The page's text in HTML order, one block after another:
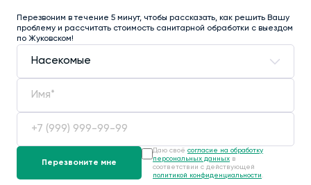
Перезвоним в течение 5 минут, чтобы рассказать, как решить Вашу
проблему и рассчитать стоимость санитарной обработки с выездом
по Жуковском!
Даю своё согласие на обработку
персональных данных в
соответствии с действующей
политикой конфиденциальности .